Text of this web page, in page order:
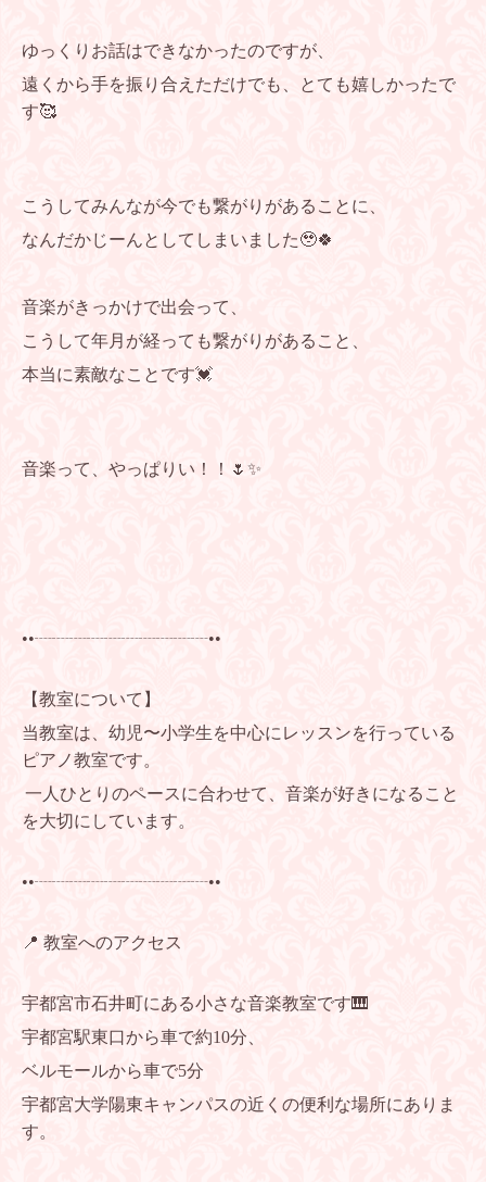
ゆっくりお話はできなかったのですが、
遠くから手を振り合えただけでも、とても嬉しかったで
す🥰
こうしてみんなが今でも繋がりがあることに、
なんだかじーんとしてしまいました🥹🍀
音楽がきっかけで出会って、
こうして年月が経っても繋がりがあること、
本当に素敵なことです💓
音楽って、やっぱりい！！🌷✨
••┈┈┈┈┈┈┈┈┈┈••
【教室について】
当教室は、幼児〜小学生を中心にレッスンを行っている
ピアノ教室です。
一人ひとりのペースに合わせて、音楽が好きになること
を大切にしています。
••┈┈┈┈┈┈┈┈┈┈••
📍 教室へのアクセス
宇都宮市石井町にある小さな音楽教室です🎹
宇都宮駅東口から車で約10分、
ベルモールから車で5分
宇都宮大学陽東キャンパスの近くの便利な場所にありま
す。